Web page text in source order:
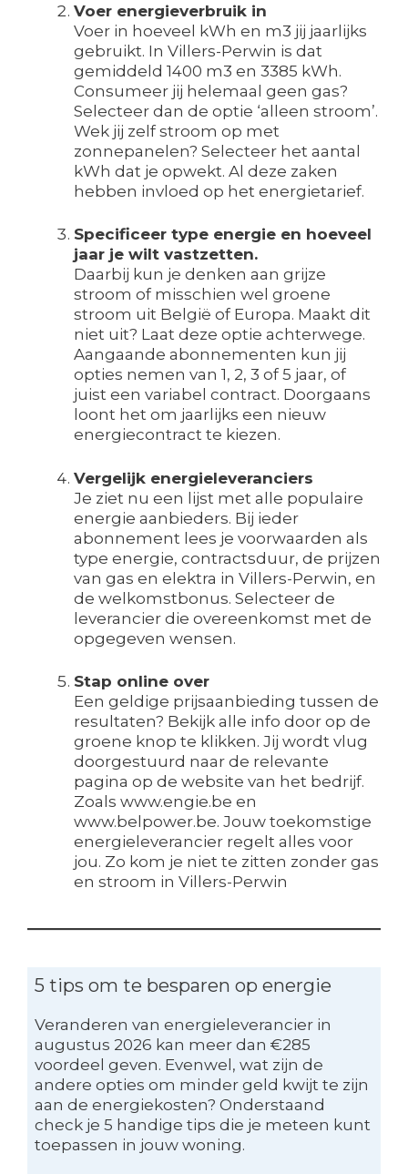
Voer energieverbruik in
Voer in hoeveel kWh en m3 jij jaarlijks
gebruikt. In Villers-Perwin is dat
gemiddeld 1400 m3 en 3385 kWh.
Consumeer jij helemaal geen gas?
Selecteer dan de optie ‘alleen stroom’.
Wek jij zelf stroom op met
zonnepanelen? Selecteer het aantal
kWh dat je opwekt. Al deze zaken
hebben invloed op het energietarief.
Specificeer type energie en hoeveel
jaar je wilt vastzetten.
Daarbij kun je denken aan grijze
stroom of misschien wel groene
stroom uit België of Europa. Maakt dit
niet uit? Laat deze optie achterwege.
Aangaande abonnementen kun jij
opties nemen van 1, 2, 3 of 5 jaar, of
juist een variabel contract. Doorgaans
loont het om jaarlijks een nieuw
energiecontract te kiezen.
Vergelijk energieleveranciers
Je ziet nu een lijst met alle populaire
energie aanbieders. Bij ieder
abonnement lees je voorwaarden als
type energie, contractsduur, de prijzen
van gas en elektra in Villers-Perwin, en
de welkomstbonus. Selecteer de
leverancier die overeenkomst met de
opgegeven wensen.
Stap online over
Een geldige prijsaanbieding tussen de
resultaten? Bekijk alle info door op de
groene knop te klikken. Jij wordt vlug
doorgestuurd naar de relevante
pagina op de website van het bedrijf.
Zoals www.engie.be en
www.belpower.be. Jouw toekomstige
energieleverancier regelt alles voor
jou. Zo kom je niet te zitten zonder gas
en stroom in Villers-Perwin
5 tips om te besparen op energie
Veranderen van energieleverancier in
augustus 2026 kan meer dan €285
voordeel geven. Evenwel, wat zijn de
andere opties om minder geld kwijt te zijn
aan de energiekosten? Onderstaand
check je 5 handige tips die je meteen kunt
toepassen in jouw woning.